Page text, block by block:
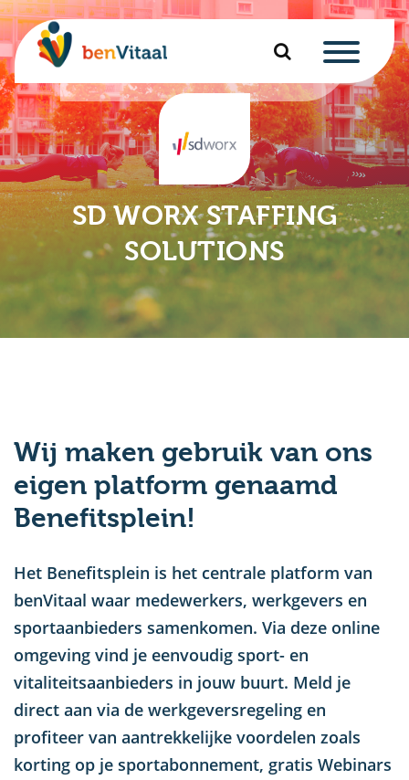
SD WORX STAFFING
SOLUTIONS
Wij maken gebruik van ons
eigen platform genaamd
Benefitsplein!
Het Benefitsplein is het centrale platform van
benVitaal waar medewerkers, werkgevers en
sportaanbieders samenkomen. Via deze online
omgeving vind je eenvoudig sport- en
vitaliteitsaanbieders in jouw buurt. Meld je
direct aan via de werkgeversregeling en
profiteer van aantrekkelijke voordelen zoals
korting op je sportabonnement, gratis Webinars